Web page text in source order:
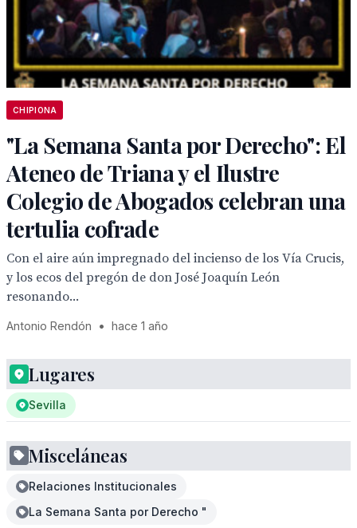
CHIPIONA
"La Semana Santa por Derecho": El
Ateneo de Triana y el Ilustre
Colegio de Abogados celebran una
tertulia cofrade
Con el aire aún impregnado del incienso de los Vía Crucis,
y los ecos del pregón de don José Joaquín León
resonando...
Antonio Rendón • hace 1 año
Lugares
Sevilla
Misceláneas
Relaciones Institucionales
La Semana Santa por Derecho "